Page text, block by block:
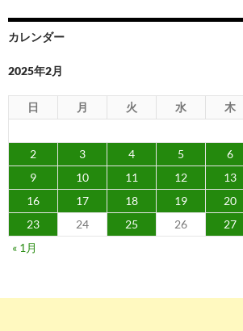
カレンダー
2025年2月
日 月 火 水 木
2
3 4 5 6
9
10 11 12 13
16
17 18 19 20
23
24 25 26 27
« 1月